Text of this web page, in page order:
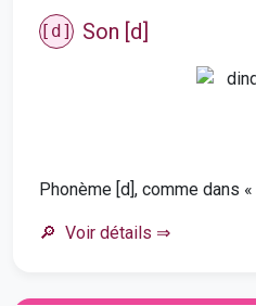
[d] Son [d]
Phonème [d], comme dans «
Voir détails ⇒